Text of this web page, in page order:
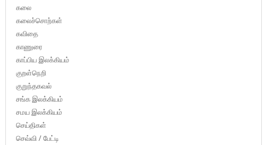
கலை
கலைச்சொற்கள்
கவிதை
காணுரை
காப்பிய இலக்கியம்
குறள்நெறி
குறுந்தகவல்
சங்க இலக்கியம்
சமய இலக்கியம்
செய்திகள்
செவ்வி / பேட்டி